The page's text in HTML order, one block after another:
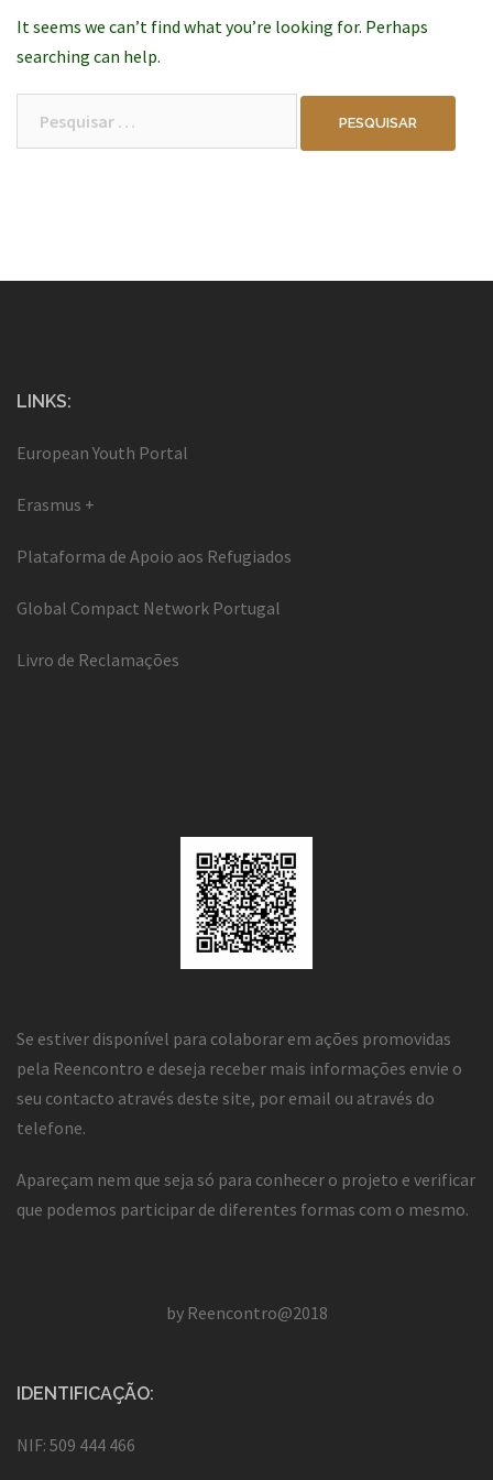
It seems we can’t find what you’re looking for. Perhaps
searching can help.
LINKS:
European Youth Portal
Erasmus +
Plataforma de Apoio aos Refugiados
Global Compact Network Portugal
Livro de Reclamações
Se estiver disponível para colaborar em ações promovidas
pela Reencontro e deseja receber mais informações envie o
seu contacto através deste site, por email ou através do
telefone.
Apareçam nem que seja só para conhecer o projeto e verificar
que podemos participar de diferentes formas com o mesmo.
by Reencontro@2018
IDENTIFICAÇÃO:
NIF: 509 444 466